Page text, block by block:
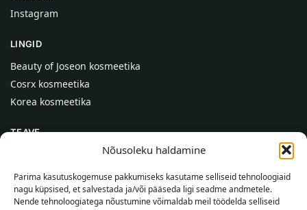
Nõusoleku haldamine
Parima kasutuskogemuse pakkumiseks kasutame selliseid tehnoloogiaid
nagu küpsised, et salvestada ja/või pääseda ligi seadme andmetele.
Nende tehnoloogiatega nõustumine võimaldab meil töödelda selliseid
Instagram
LINGID
Beauty of Joseon kosmeetika
Cosrx kosmeetika
Korea kosmeetika
TEAVE
Kontaktid
Abi